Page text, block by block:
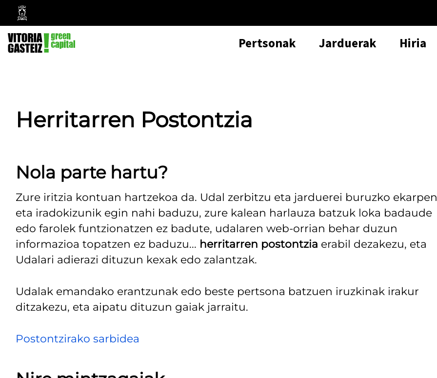
Vitoria-
Gasteizko
Udala
Pertsonak Jarduerak Hiria
Herritarren Postontzia
Nola parte hartu?
Zure iritzia kontuan hartzekoa da. Udal zerbitzu eta jarduerei buruzko
eta iradokizunik egin nahi baduzu, zure kalean harlauza batzuk loka badaude
edo farolek funtzionatzen ez badute, udalaren web-orrian behar duzun
informazioa topatzen ez baduzu... herritarren postontzia erabil dezakezu, eta
Udalari adierazi dituzun kexak edo zalantzak.
Udalak emandako erantzunak edo beste pertsona batzuen iruzkinak irakur
ditzakezu, eta aipatu dituzun gaiak jarraitu.
Postontzirako sarbidea